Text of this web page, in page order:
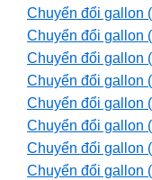
Chuyển đổi gallon
Chuyển đổi gallon
Chuyển đổi gallon
Chuyển đổi gallon
Chuyển đổi gallon
Chuyển đổi gallon
Chuyển đổi gallon
Chuyển đổi gallon